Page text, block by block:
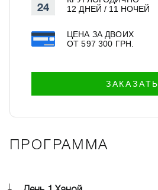
12 ДНЕЙ / 11 НОЧЕЙ
ЦЕНА ЗА ДВОИХ
ОТ597 300 ГРН.
ЗАКАЗАТЬ
ПРОГРАММА